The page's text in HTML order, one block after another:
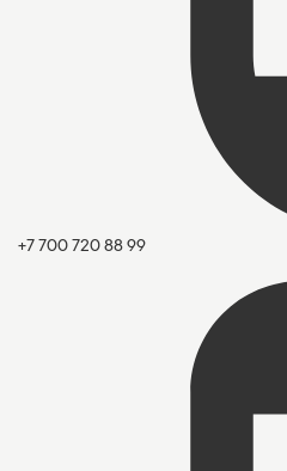
+7 700 720 88 99